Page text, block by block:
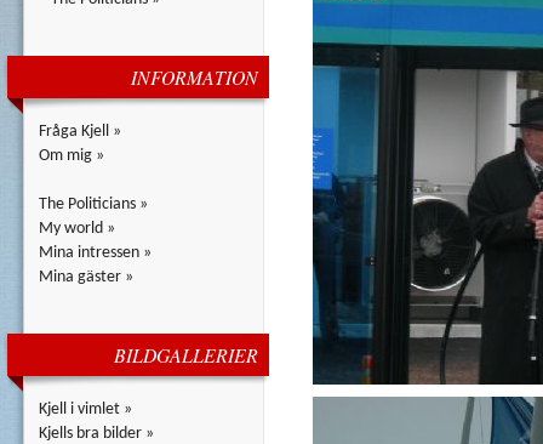
INFORMATION
Fråga Kjell »
Om mig »
The Politicians »
My world »
Mina intressen »
Mina gäster »
BILDGALLERIER
Kjell i vimlet »
Kjells bra bilder »